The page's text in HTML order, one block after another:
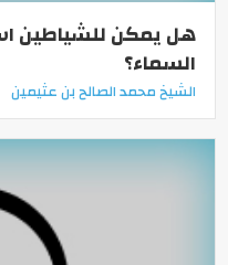
هل يمكن للشياطين
السماء؟
الشيخ محمد الصالح بن عثيمين